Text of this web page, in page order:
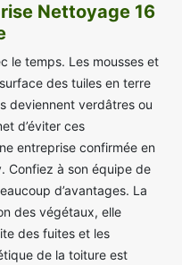
Nettoyage 16
le temps. Les mousses et
des tuiles en terre
deviennent verdâtres ou
d’éviter ces
entreprise confirmée en
Confiez à son équipe de
d’avantages. La
des végétaux, elle
des fuites et les
de la toiture est